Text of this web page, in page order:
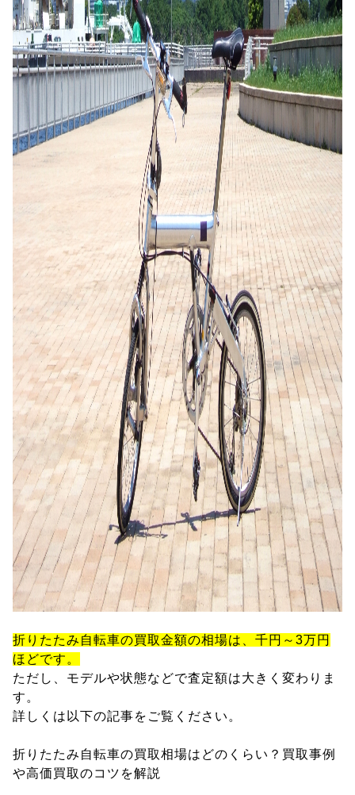
折りたたみ自転車の買取金額の相場は、千円～3万円
ほどです。
ただし、モデルや状態などで査定額は大きく変わりま
す。
詳しくは以下の記事をご覧ください。
折りたたみ自転車の買取相場はどのくらい？買取事例
や高価買取のコツを解説